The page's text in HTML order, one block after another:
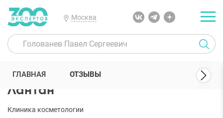
Москва
300 Экспертов Клиники
Лантан
Клиника косметологии
ГЛАВНАЯ ОТЗЫВЫ